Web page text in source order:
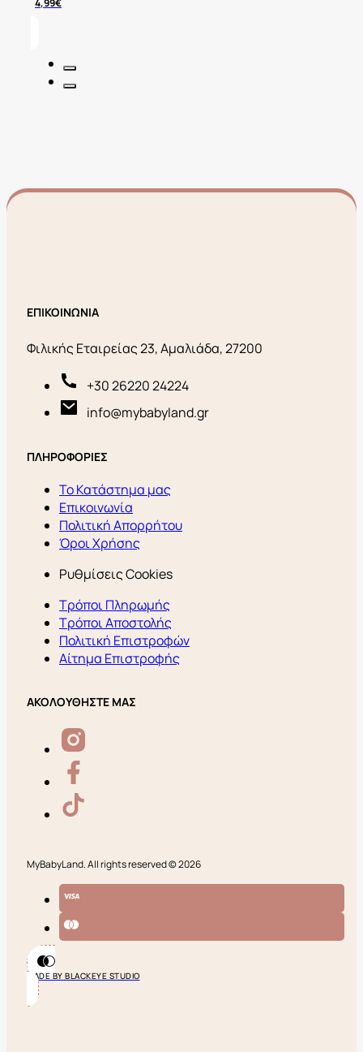
4,99€
ΕΠΙΚΟΙΝΩΝΙΑ
Φιλικής Εταιρείας 23, Αμαλιάδα, 27200
+30 26220 24224
info@mybabyland.gr
ΠΛΗΡΟΦΟΡΙΕΣ
Το Κατάστημα μας
Επικοινωνία
Πολιτική Απορρήτου
Όροι Χρήσης
Ρυθμίσεις Cookies
Τρόποι Πληρωμής
Τρόποι Αποστολής
Πολιτική Επιστροφών
Αίτημα Επιστροφής
ΑΚΟΛΟΥΘΗΣΤΕ ΜΑΣ
MyBabyLand. All rights reserved © 2026
MADE BY BLACKEYE STUDIO